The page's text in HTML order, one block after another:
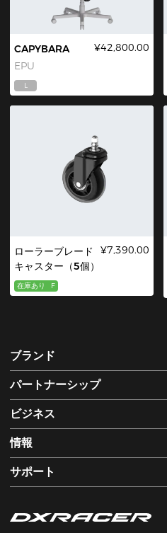
CAPYBARA
EPU
¥42,800.00
L
ローラーブレード
キャスター（5個）
¥7,390.00
在庫あり F
ブランド
パートナーシップ
ビジネス
情報
サポート